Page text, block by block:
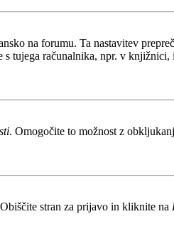
na forumu. Ta nastavitev
tujega računalnika, npr. v
. Omogočite to možnost z
stran za prijavo in kliknite na